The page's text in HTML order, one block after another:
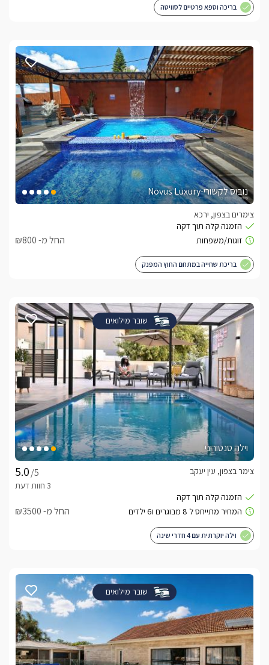
בריכה וספא פרטיים לסוויטה
נובוס לקשורי-Novus Luxury
צימרים בצפון, ירכא
החל מ- ₪800
בריכת שחייה במתחם החוץ המפנק
שובר מילואים
וילה סנטוריני
/5
צימר בצפון, עין יעקב
החל מ- ₪3500
וילה יוקרתית עם 4 חדרי שינה
שובר מילואים